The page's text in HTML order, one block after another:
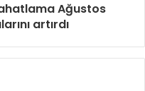
Ağustos
artırdı